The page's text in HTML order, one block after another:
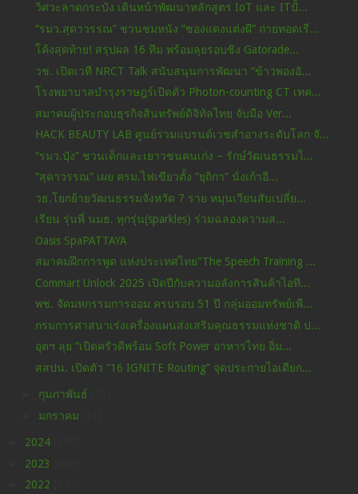
วิศวะลาดกระบัง เดินหน้าพัฒนาหลักสูตร IoT และ ITปั้...
“รมว.สุดาวรรณ” ชวนชมหนัง “ซองแดงแต่งผี” ถ่ายทอดเรื...
โค้งสุดท้าย! สรุปผล 16 ทีม พร้อมลุยรอบชิง Gatorade...
วช. เปิดเวที NRCT Talk สนับสนุนการพัฒนา “ข้าวพองอั...
โรงพยาบาลบำรุงราษฎร์เปิดตัว Photon-counting CT เทค...
สมาคมผู้ประกอบธุรกิจสินทรัพย์ดิจิทัลไทย จับมือ Ver...
HACK BEAUTY LAB ศูนย์รวมแบรนด์เวชสำอางระดับโลก จั...
“รมว.ปุ๋ง” ชวนเด็กและเยาวชนคนเก่ง – รักษ์วัฒนธรรมไ...
“สุดาวรรณ” เผย ครม.ไฟเขียวตั้ง “ยุถิกา” นั่งเก้าอี...
วธ.โยกย้ายวัฒนธรรมจังหวัด 7 ราย หมุนเวียนสับเปลี่ย...
เรียน รุ่นพี่ นมธ. ทุกรุ่น(sparkles) ร่วมฉลองความส...
Oasis SpaPATTAYA
สมาคมฝึกการพูด แห่งประเทศไทย"The Speech Training ...
Commart Unlock 2025 เปิดปีกับความอลังการสินค้าไอที...
พช. จัดมหกรรมการออม ครบรอบ 51 ปี กลุ่มออมทรัพย์เพื...
กรมการศาสนาเร่งเครื่องแผนส่งเสริมคุณธรรมแห่งชาติ ป...
อุตฯ ลุย “เปิดครัวดีพร้อม Soft Power อาหารไทย อิ่ม...
สสปน. เปิดตัว “16 IGNITE Routing” จุดประกายไอเดียก...
กุมภาพันธ์
มกราคม
2024
2023
2022